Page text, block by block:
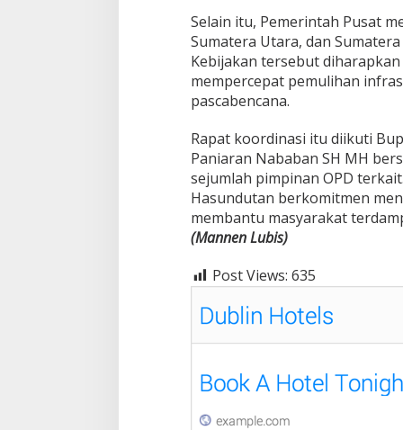
Selain itu, Pemerintah Pusat
Sumatera Utara, dan
Kebijakan tersebut
mempercepat pemulihan
pascabencana.
Rapat koordinasi itu diikuti
Paniaran Nababan SH MH
sejumlah pimpinan OPD
Hasundutan berkomitmen
membantu masyarakat
(Mannen Lubis)
Post Views: 635